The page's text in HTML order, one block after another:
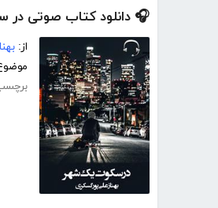
🎧 دانلود کتاب صوتی
از: